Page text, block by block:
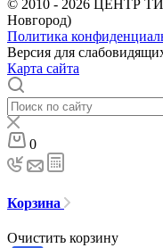
© 2010 - 2026 ЦЕНТР
Новгород)
Политика
Версия для
Карта сайта
0
Корзина
Очистить корзину